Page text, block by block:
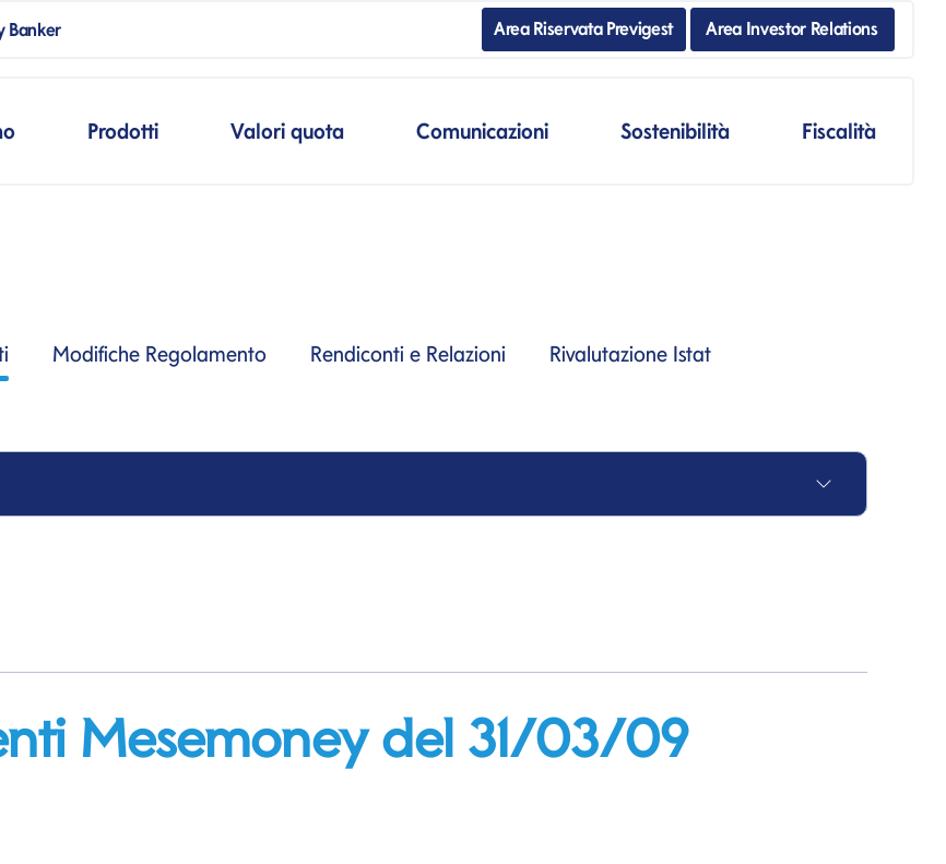
BankermpSpanBlank Area Riservata Previgest Area Investor Relations
Prodotti Valori quota Comunicazioni Sostenibilità Fiscalità
Modifiche Regolamento Rendiconti e Relazioni Rivalutazione Istat
Mesemoney del 31/03/09